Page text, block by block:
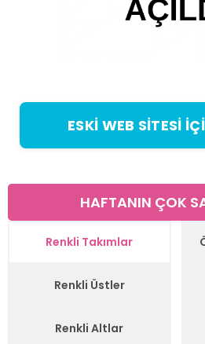
ESKİ WEB SİTESİ
HAFTANIN ÇOK
Renkli Takımlar
Renkli Üstler
Renkli Altlar